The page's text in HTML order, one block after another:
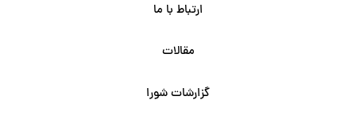
ارتباط با ما
مقالات
گزارشات شورا